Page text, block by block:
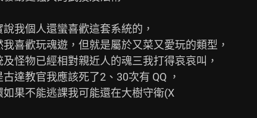
說我個人還蠻喜歡這套系統的，
我喜歡玩魂遊，但就是屬於又菜又愛玩的類型，
及怪物已經相對親近人的魂三我打得哀哀叫，
古達教官我應該死了2、30次有 QQ ，
如果不能逃課我可能還在大樹守衛(X